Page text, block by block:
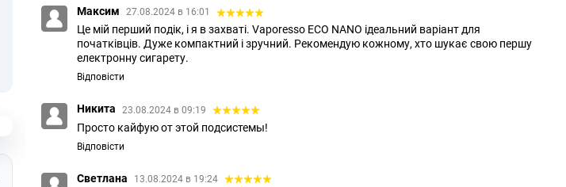
Максим 27.08.2024 в 16:01
Це мій перший подік, і я в захваті. Vaporesso ECO NANO ідеальний варіант для
початківців. Дуже компактний і зручний. Рекомендую кожному, хто шукає свою першу
електронну сигарету.
Відповісти
Никита 23.08.2024 в 09:19
Просто кайфую от этой подсистемы!
Відповісти
Светлана 13.08.2024 в 19:24